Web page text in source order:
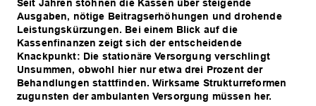
Seit Jahren stöhnen die Kassen über steigende
Ausgaben, nötige Beitragserhöhungen und drohende
Leistungskürzungen. Bei einem Blick auf die
Kassenfinanzen zeigt sich der entscheidende
Knackpunkt: Die stationäre Versorgung verschlingt
Unsummen, obwohl hier nur etwa drei Prozent der
Behandlungen stattfinden. Wirksame Strukturreformen
zugunsten der ambulanten Versorgung müssen her.